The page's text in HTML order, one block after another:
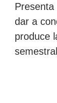
dar a
produce